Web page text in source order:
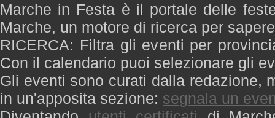
Marche in Festa è il portale delle
Marche, un motore di ricerca per
RICERCA: Filtra gli eventi per
Con il calendario puoi selezionare gli
Gli eventi sono curati dalla redazione,
in un'apposita sezione: segnala un